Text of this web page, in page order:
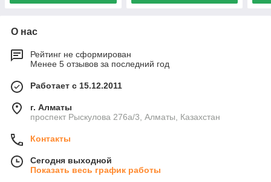
О нас
Рейтинг не сформирован
Менее 5 отзывов за последний год
Работает с 15.12.2011
г. Алматы
проспект Рыскулова 276а/3, Алматы, Казахстан
Контакты
Сегодня выходной
Показать весь график работы